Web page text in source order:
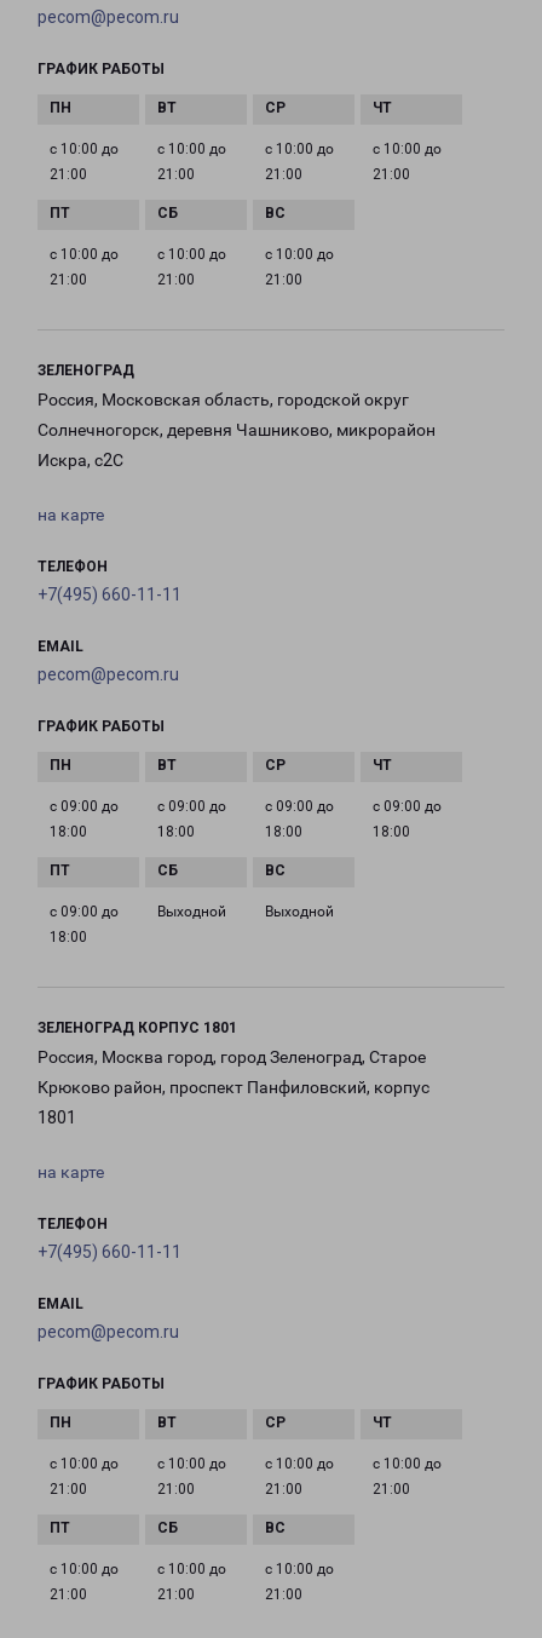
pecom@pecom.ru
ГРАФИК РАБОТЫ
с 10:00 до
21:00
с 10:00 до
21:00
с 10:00 до
21:00
с 10:00 до
21:00
с 10:00 до
21:00
с 10:00 до
21:00
с 10:00 до
21:00
ЗЕЛЕНОГРАД
Россия, Московская область, городской округ
Солнечногорск, деревня Чашниково, микрорайон
Искра, с2С
на карте
ТЕЛЕФОН
+7(495) 660-11-11
EMAIL
pecom@pecom.ru
ГРАФИК РАБОТЫ
с 09:00 до
18:00
с 09:00 до
18:00
с 09:00 до
18:00
с 09:00 до
18:00
с 09:00 до
18:00
Выходной Выходной
ЗЕЛЕНОГРАД КОРПУС 1801
Россия, Москва город, город Зеленоград, Старое
Крюково район, проспект Панфиловский, корпус
1801
на карте
ТЕЛЕФОН
+7(495) 660-11-11
EMAIL
pecom@pecom.ru
ГРАФИК РАБОТЫ
с 10:00 до
21:00
с 10:00 до
21:00
с 10:00 до
21:00
с 10:00 до
21:00
с 10:00 до
21:00
с 10:00 до
21:00
с 10:00 до
21:00